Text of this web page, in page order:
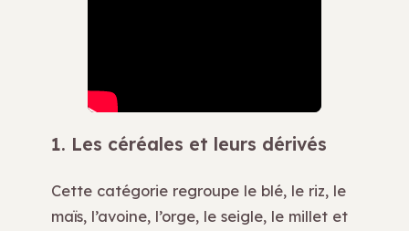
1. Les céréales et leurs dérivés
Cette catégorie regroupe le blé, le riz, le
maïs, l’avoine, l’orge, le seigle, le millet et